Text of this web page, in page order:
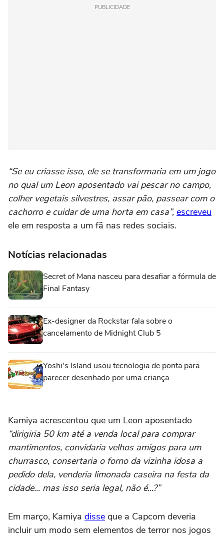
PUBLICIDADE
“Se eu criasse isso, ele se transformaria em um jogo
no qual um Leon aposentado vai pescar no campo,
colher vegetais silvestres, assar pão, passear com o
cachorro e cuidar de uma horta em casa”, escreveu
ele em resposta a um fã nas redes sociais.
Notícias relacionadas
Secret of Mana nasceu para desafiar a fórmula de
Final Fantasy
Ex-designer da Rockstar fala sobre o
cancelamento de Midnight Club 5
Yoshi's Island usou tecnologia de ponta para
parecer desenhado por uma criança
Kamiya acrescentou que um Leon aposentado
“dirigiria 50 km até a venda local para comprar
mantimentos, convidaria velhos amigos para um
churrasco, consertaria o forno da vizinha idosa a
pedido dela, venderia limonada caseira na festa da
cidade... mas isso seria legal, não é...?”
Em março, Kamiya disse que a Capcom deveria
incluir um modo sem elementos de terror nos jogos